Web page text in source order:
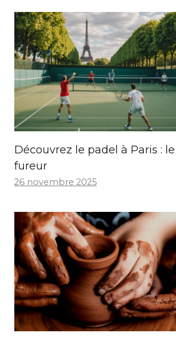
Découvrez le padel à Paris :
fureur
26 novembre 2025